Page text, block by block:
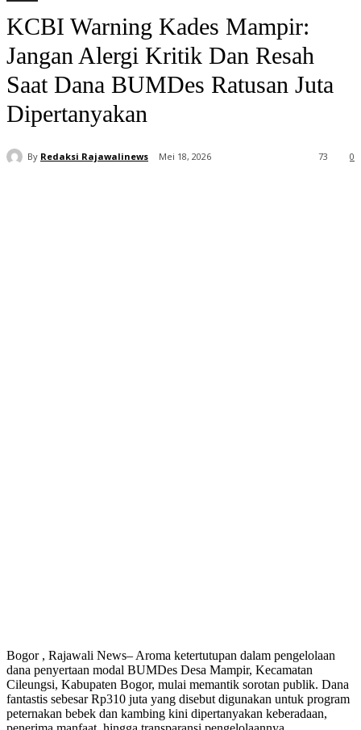
KCBI Warning Kades Mampir:
Jangan Alergi Kritik Dan Resah
Saat Dana BUMDes Ratusan Juta
Dipertanyakan
By Redaksi Rajawalinews Mei 18, 2026 0
73
Bogor , Rajawali News– Aroma ketertutupan dalam pengelolaan
dana penyertaan modal BUMDes Desa Mampir, Kecamatan
Cileungsi, Kabupaten Bogor, mulai memantik sorotan publik. Dana
fantastis sebesar Rp310 juta yang disebut digunakan untuk program
peternakan bebek dan kambing kini dipertanyakan keberadaan,